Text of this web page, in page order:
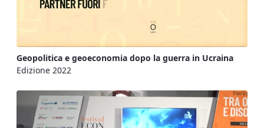
Geopolitica e geoeconomia dopo la guerra in Ucraina
Edizione 2022